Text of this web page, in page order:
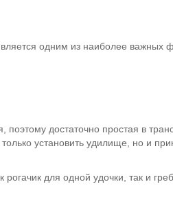
одним из наиболее важных
достаточно простая в
установить удилище, но и
для одной удочки, так и